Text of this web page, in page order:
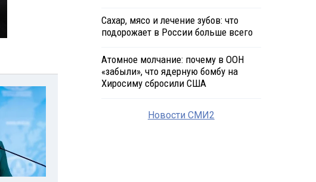
Сахар, мясо и лечение зубов: что
подорожает в России больше всего
Атомное молчание: почему в ООН
«забыли», что ядерную бомбу на
Хиросиму сбросили США
Новости СМИ2